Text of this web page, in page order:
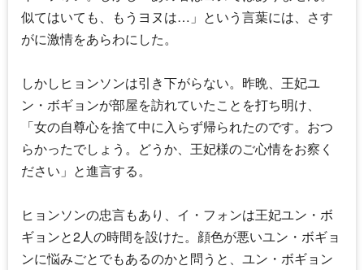
似てはいても、もうヨヌは…」という言葉には、さす
がに激情をあらわにした。
しかしヒョンソンは引き下がらない。昨晩、王妃ユ
ン・ボギョンが部屋を訪れていたことを打ち明け、
「女の自尊心を捨て中に入らず帰られたのです。おつ
らかったでしょう。どうか、王妃様のご心情をお察く
ださい」と進言する。
ヒョンソンの忠言もあり、イ・フォンは王妃ユン・ボ
ギョンと2人の時間を設けた。顔色が悪いユン・ボギョ
ンに悩みごとでもあるのかと問うと、ユン・ボギョン